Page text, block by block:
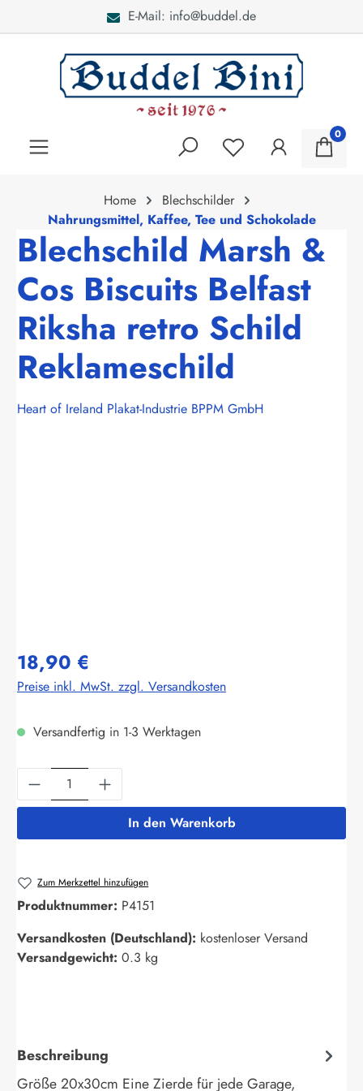
E-Mail: info@buddel.de
0
Home
Blechschilder
Nahrungsmittel, Kaffee, Tee und Schokolade
Blechschild Marsh &
Cos Biscuits Belfast
Riksha retro Schild
Reklameschild
Heart of Ireland Plakat-Industrie BPPM GmbH
18,90 €
Preise inkl. MwSt. zzgl. Versandkosten
Versandfertig in 1-3 Werktagen
Produkt Anzahl: Gib den gewünschten
In den Warenkorb
Zum Merkzettel hinzufügen
Produktnummer: P4151
Versandkosten (Deutschland): kostenloser Versand
Versandgewicht: 0.3 kg
Beschreibung
Größe 20x30cm Eine Zierde für jede Garage,